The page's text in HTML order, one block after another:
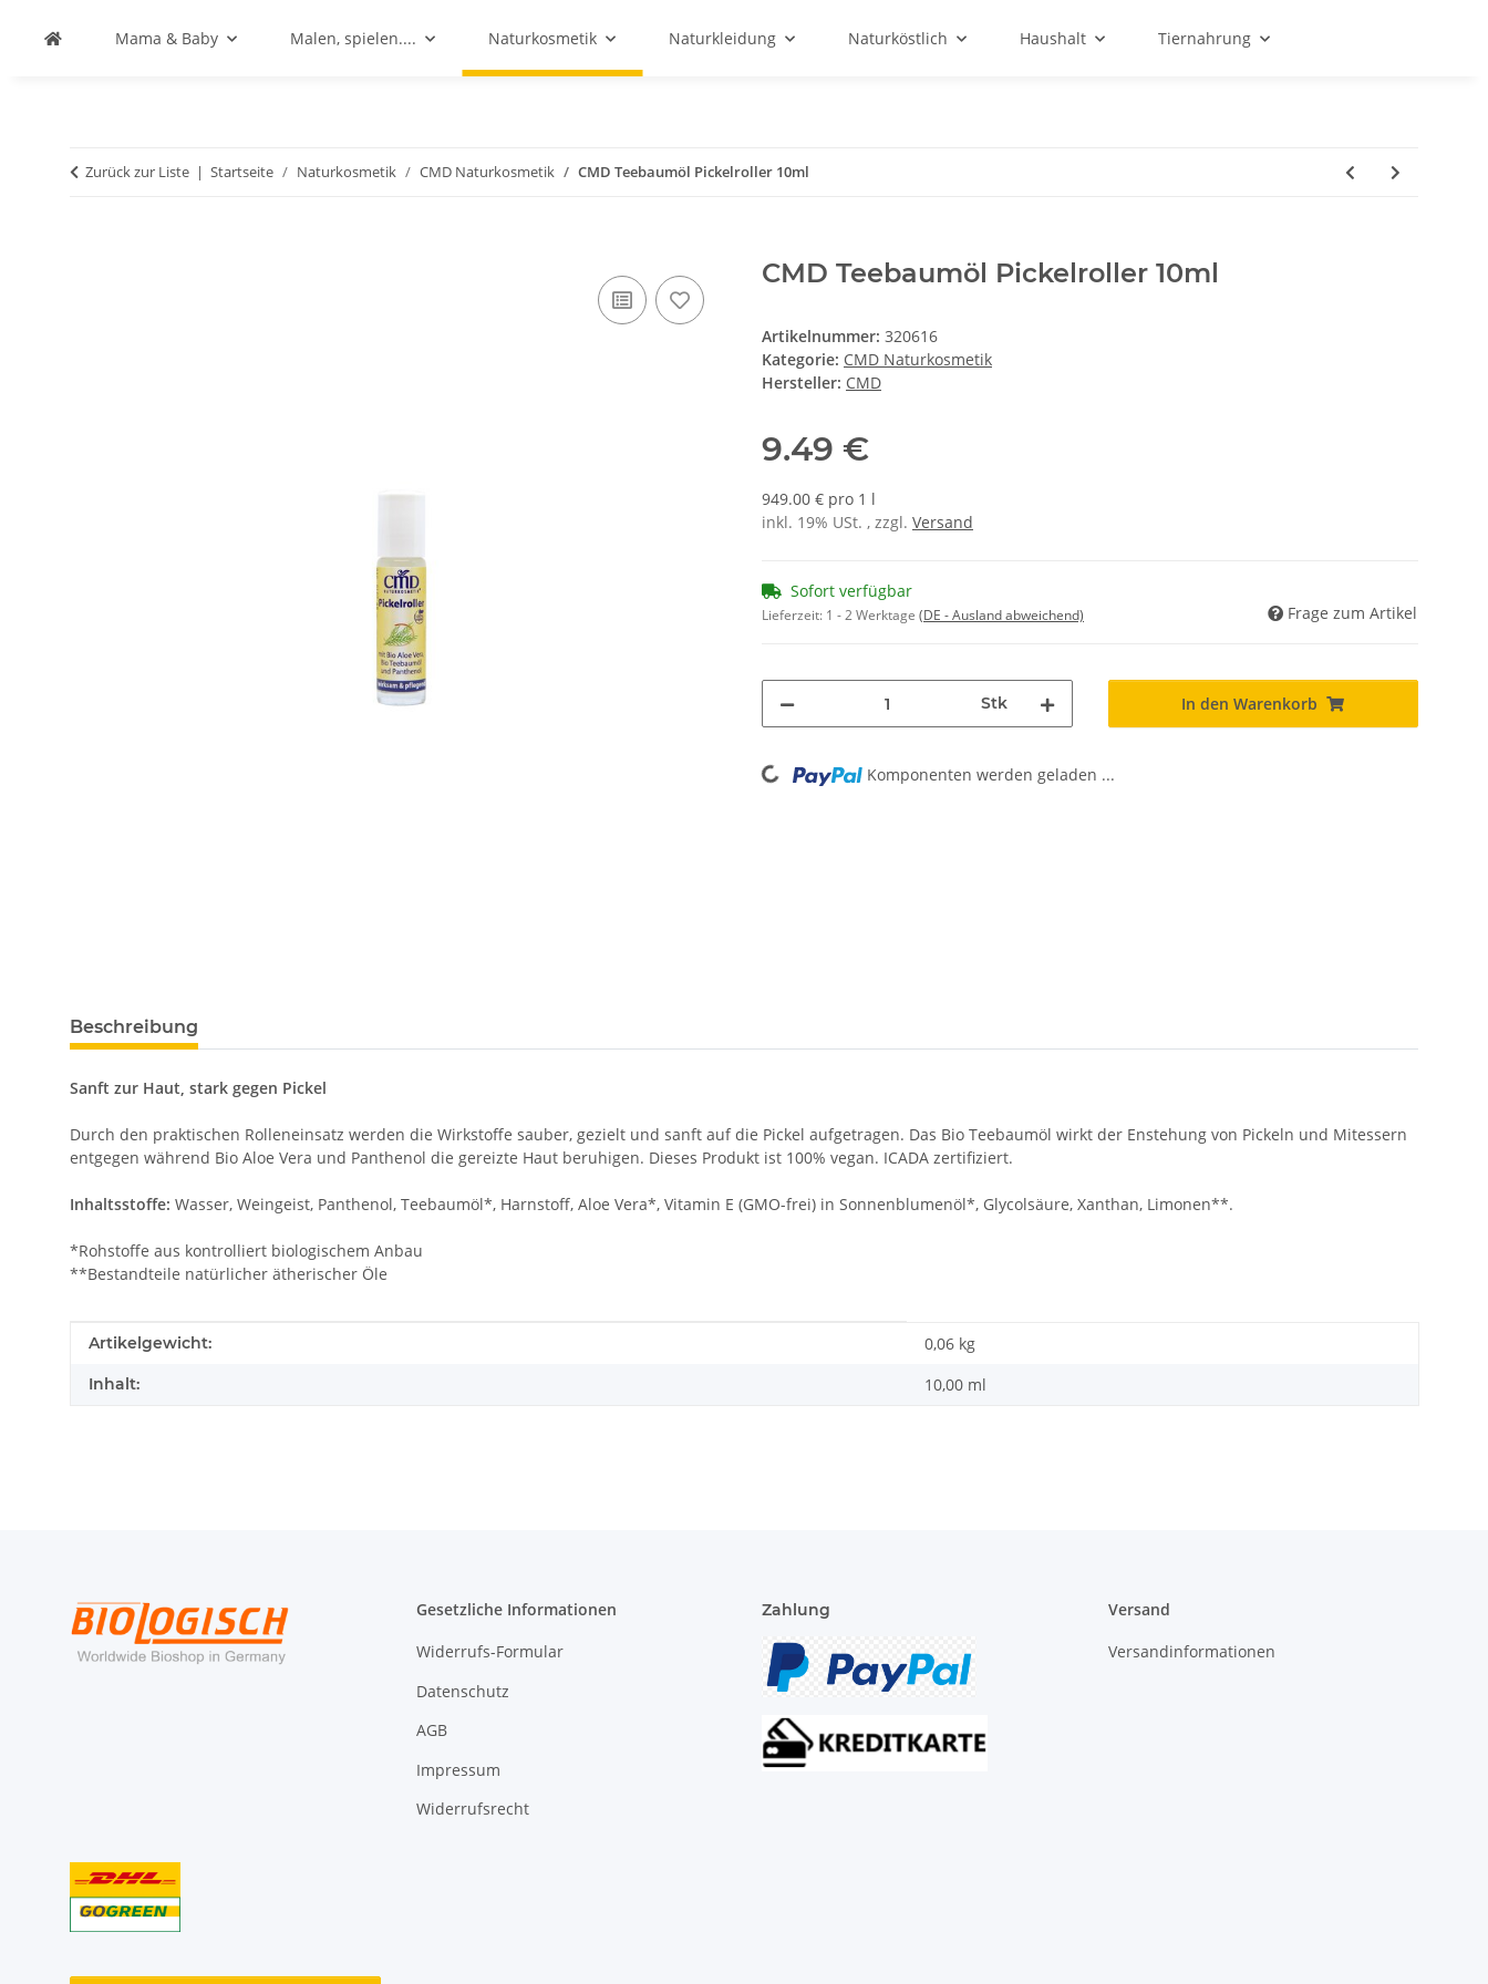
Mama & Baby Malen, spielen.... Naturkosmetik Naturkleidung Naturköstlich Haushalt Tiernahrung
Zurück zur Liste Startseite Naturkosmetik CMD Naturkosmetik CMD Teebaumöl Pickelroller 10ml
CMD Teebaumöl Pickelroller 10ml
Artikelnummer: 320616
Kategorie: CMD Naturkosmetik
Hersteller: CMD
9.49 €
949.00 € pro 1 l
inkl. 19% USt. , zzgl. Versand
Sofort verfügbar
Lieferzeit: 1 - 2 Werktage (DE - Ausland abweichend) Frage zum Artikel
Stk In den Warenkorb
Loading... Komponenten werden geladen ...
Beschreibung
Sanft zur Haut, stark gegen Pickel
Durch den praktischen Rolleneinsatz werden die Wirkstoffe sauber, gezielt und sanft auf die Pickel aufgetragen. Das Bio Teebaumöl wirkt der Enstehung von Pickeln und Mitessern
entgegen während Bio Aloe Vera und Panthenol die gereizte Haut beruhigen. Dieses Produkt ist 100% vegan. ICADA zertifiziert.
Inhaltsstoffe: Wasser, Weingeist, Panthenol, Teebaumöl*, Harnstoff, Aloe Vera*, Vitamin E (GMO-frei) in Sonnenblumenöl*, Glycolsäure, Xanthan, Limonen**.
*Rohstoffe aus kontrolliert biologischem Anbau
**Bestandteile natürlicher ätherischer Öle
Produkteigenschaft
Wert
Artikelgewicht: 0,06 kg
Inhalt: 10,00 ml
Gesetzliche Informationen
Widerrufs-Formular
Datenschutz
AGB
Impressum
Widerrufsrecht
Zahlung Versand
Versandinformationen